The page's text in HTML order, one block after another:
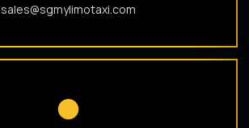
sales@sgmylimotaxi.com
●